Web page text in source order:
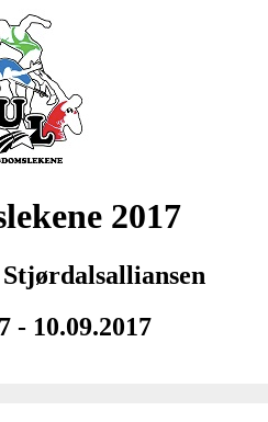
2017
- 10.09.2017